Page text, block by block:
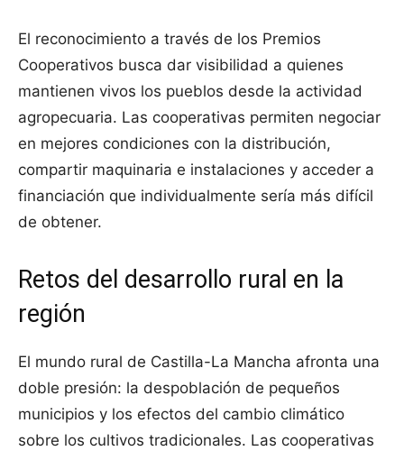
El reconocimiento a través de los Premios
Cooperativos busca dar visibilidad a quienes
mantienen vivos los pueblos desde la actividad
agropecuaria. Las cooperativas permiten negociar
en mejores condiciones con la distribución,
compartir maquinaria e instalaciones y acceder a
financiación que individualmente sería más difícil
de obtener.
Retos del desarrollo rural en la
región
El mundo rural de Castilla-La Mancha afronta una
doble presión: la despoblación de pequeños
municipios y los efectos del cambio climático
sobre los cultivos tradicionales. Las cooperativas